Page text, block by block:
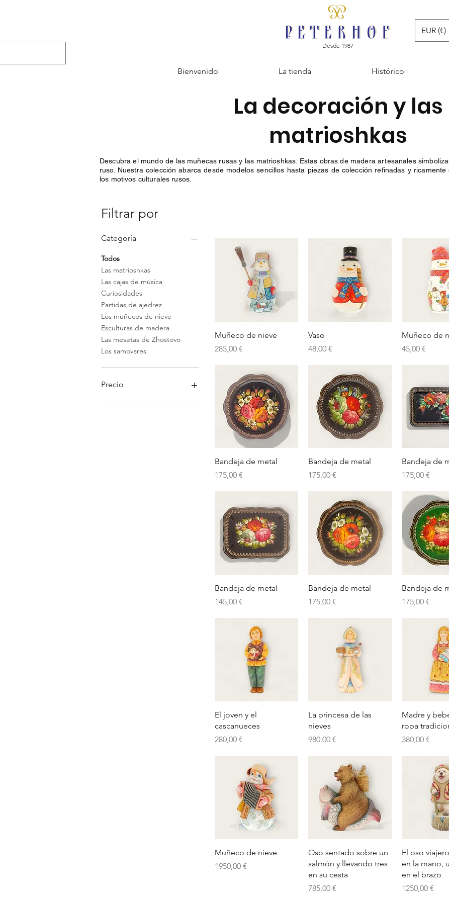
EUR (€)
Desde 1987
Bienvenido La tienda Histórico
La decoración y las
matrioshkas
Descubra el mundo de las muñecas rusas y las matrioshkas. Estas obras de madera artesanales
ruso. Nuestra colección abarca desde modelos sencillos hasta piezas de colección refinadas y
los motivos culturales rusos.
Filtrar por
Categoría
Todos
Las matrioshkas
Las cajas de música
Curiosidades
Partidas de ajedrez
Los muñecos de nieve
Esculturas de madera
Las mesetas de Zhostovo
Los samovares
Precio
Vista rápida
Muñeco de nieve
Precio
285,00 €
Vaso
Precio
48,00 €
Vista
Muñeco de
Precio
45,00 €
Vista rápida
Bandeja de metal
Precio
175,00 €
Vista rápida
Bandeja de metal
Precio
175,00 €
Vista
Bandeja de
Precio
175,00 €
Vista rápida
Bandeja de metal
Precio
145,00 €
Vista rápida
Bandeja de metal
Precio
175,00 €
Vista
Bandeja de
Precio
175,00 €
Vista rápida
El joven y el
cascanueces
Precio
280,00 €
Vista rápida
La princesa de las
nieves
Precio
980,00 €
Vista
Madre y
ropa
Precio
380,00 €
Vista rápida
Muñeco de nieve
Precio
1950,00 €
Vista rápida
Oso sentado sobre un
salmón y llevando tres
en su cesta
Precio
785,00 €
Vista
El oso
en la mano,
en el brazo
Precio
1250,00 €